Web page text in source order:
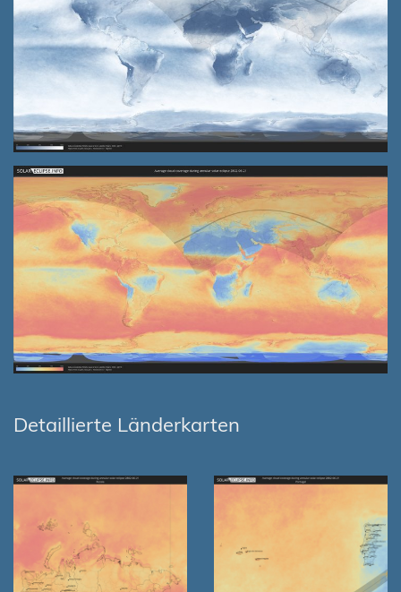
Detaillierte Länderkarten